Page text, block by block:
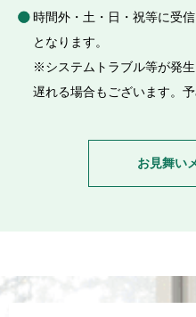
時間外・土・日・祝等に受
となります。
※システムトラブル等が発
遅れる場合もございます。予
お見舞い